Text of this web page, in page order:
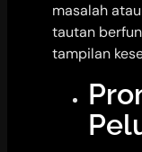
masalah
tautan
tampilan